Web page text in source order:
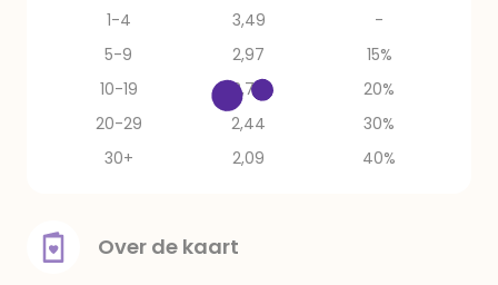
1-4
3,49
-
5-9
2,97
15%
10-19
2,79
20%
20-29
2,44
30%
30+
2,09 40%
Over de kaart